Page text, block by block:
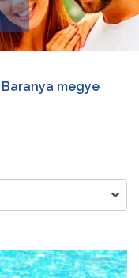
Baranya megye